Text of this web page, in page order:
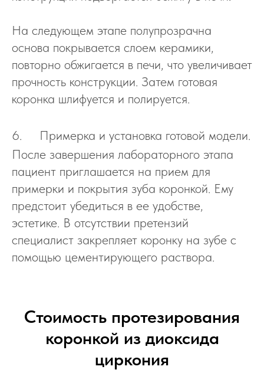
На следующем этапе полупрозрачна
основа покрывается слоем керамики,
повторно обжигается в печи, что увеличивает
прочность конструкции. Затем готовая
коронка шлифуется и полируется.
6. Примерка и установка готовой модели.
После завершения лабораторного этапа
пациент приглашается на прием для
примерки и покрытия зуба коронкой. Ему
предстоит убедиться в ее удобстве,
эстетике. В отсутствии претензий
специалист закрепляет коронку на зубе с
помощью цементирующего раствора.
Стоимость протезирования
коронкой из диоксида
циркония